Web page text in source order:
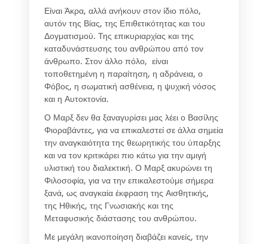
Είναι Άκρα, αλλά ανήκουν στον ίδιο πόλο,
αυτόν της Βίας, της Επιθετικότητας και του
Δογματισμού. Της επικυριαρχίας και της
καταδυνάστευσης του ανθρώπου από τον
άνθρωπο. Στον άλλο πόλο, είναι
τοποθετημένη η παραίτηση, η αδράνεια, ο
Φόβος, η σωματική ασθένεια, η ψυχική νόσος
και η Αυτοκτονία.
Ο Μαρξ δεν θα ξαναγυρίσει μας λέει ο Βασίλης
Φιοραβάντες, για να επικαλεστεί σε άλλα σημεία
την αναγκαιότητα της θεωρητικής του ύπαρξης
και να τον κριτικάρει πιο κάτω για την αμιγή
υλιστική του διαλεκτική. Ο Μαρξ ακυρώνει τη
Φιλοσοφία, για να την επικαλεστούμε σήμερα
ξανά, ως αναγκαία έκφραση της Αισθητικής,
της Ηθικής, της Γνωσιακής και της
Μεταφυσικής διάστασης του ανθρώπου.
Με μεγάλη ικανοποίηση διαβάζει κανείς, την